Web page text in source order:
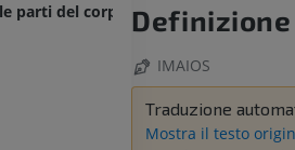
parti del corpo
Definizione
IMAIOS
Traduzione
Mostra il testo